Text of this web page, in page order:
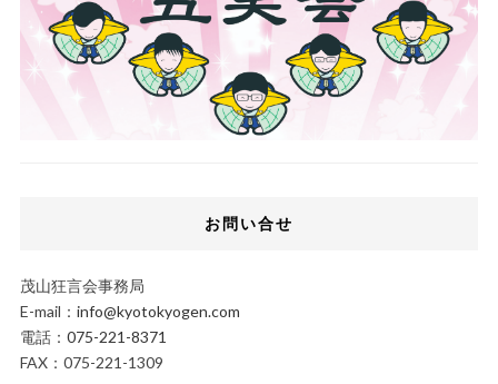
お問い合せ
茂山狂言会事務局
E-mail： info@kyotokyogen.com
電話： 075-221-8371
FAX：075-221-1309